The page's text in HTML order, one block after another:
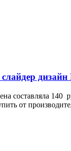
дизайн
составляла 140
от